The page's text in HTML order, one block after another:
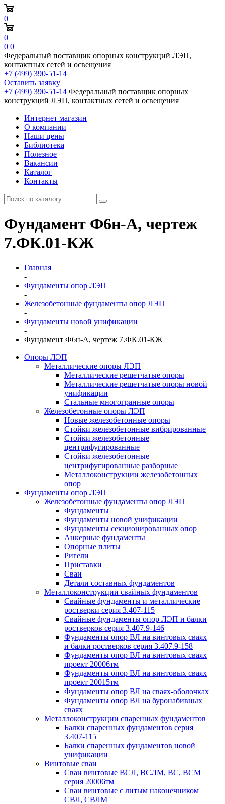
0
0
0 0
Федеральный поставщик опорных конструкций ЛЭП,
контактных сетей и освещения
+7 (499) 390-51-14
Оставить заявку
+7 (499) 390-51-14 Федеральный поставщик опорных
конструкций ЛЭП, контактных сетей и освещения
Интернет магазин
О компании
Наши цены
Библиотека
Полезное
Вакансии
Каталог
Контакты
Фундамент Ф6н-А, чертеж
7.ФК.01-КЖ
Главная
-
Фундаменты опор ЛЭП
-
Железобетонные фундаменты опор ЛЭП
-
Фундаменты новой унификации
-
Фундамент Ф6н-А, чертеж 7.ФК.01-КЖ
Опоры ЛЭП
Металлические опоры ЛЭП
Металлические решетчатые опоры
Металлические решетчатые опоры новой
унификации
Стальные многогранные опоры
Железобетонные опоры ЛЭП
Новые железобетонные опоры
Стойки железобетонные вибрированные
Стойки железобетонные
центрифугированные
Стойки железобетонные
центрифугированные разборные
Металлоконструкции железобетонных
опор
Фундаменты опор ЛЭП
Железобетонные фундаменты опор ЛЭП
Фундаменты
Фундаменты новой унификации
Фундаменты секционированных опор
Анкерные фундаменты
Опорные плиты
Ригели
Приставки
Сваи
Детали составных фундаментов
Металлоконструкции свайных фундаментов
Свайные фундаменты и металлические
ростверки серия 3.407-115
Свайные фундаменты опор ЛЭП и балки
ростверков серия 3.407.9-146
Фундаменты опор ВЛ на винтовых сваях
и балки ростверков серия 3.407.9-158
Фундаменты опор ВЛ на винтовых сваях
проект 20006тм
Фундаменты опор ВЛ на винтовых сваях
проект 20015тм
Фундаменты опор ВЛ на сваях-оболочках
Фундаменты опор ВЛ на буронабивных
сваях
Металлоконструкции спаренных фундаментов
Балки спаренных фундаментов серия
3.407-115
Балки спаренных фундаментов новой
унификации
Винтовые сваи
Сваи винтовые ВСЛ, ВСЛМ, ВС, ВСМ
серия 20006тм
Сваи винтовые с литым наконечником
СВЛ, СВЛМ